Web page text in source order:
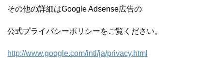
その他の詳細はGoogle Adsense広告の
公式プライバシーポリシーをご覧ください。
http://www.google.com/intl/ja/privacy.html